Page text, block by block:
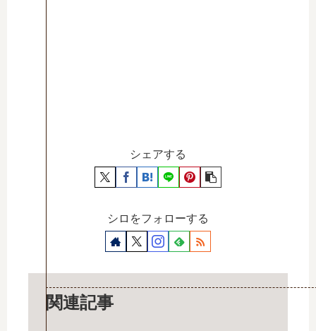
シェアする
シロをフォローする
関連記事